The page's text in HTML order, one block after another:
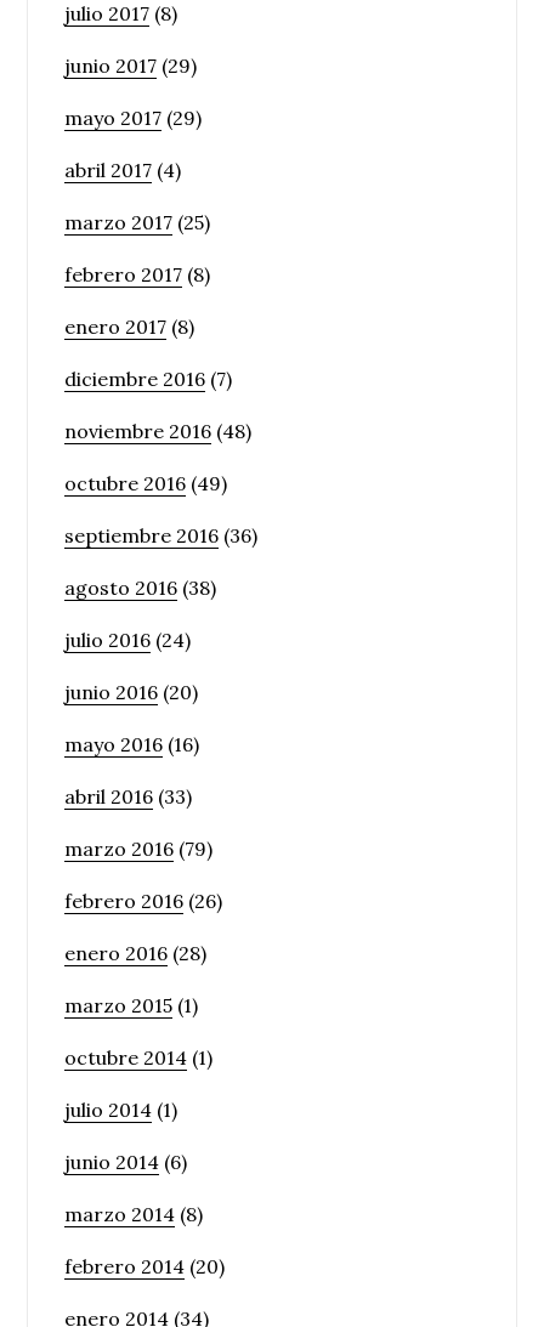
julio 2017 (8)
junio 2017 (29)
mayo 2017 (29)
abril 2017 (4)
marzo 2017 (25)
febrero 2017 (8)
enero 2017 (8)
diciembre 2016 (7)
noviembre 2016 (48)
octubre 2016 (49)
septiembre 2016 (36)
agosto 2016 (38)
julio 2016 (24)
junio 2016 (20)
mayo 2016 (16)
abril 2016 (33)
marzo 2016 (79)
febrero 2016 (26)
enero 2016 (28)
marzo 2015 (1)
octubre 2014 (1)
julio 2014 (1)
junio 2014 (6)
marzo 2014 (8)
febrero 2014 (20)
enero 2014 (34)